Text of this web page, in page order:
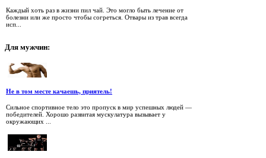
Каждый хоть раз в жизни пил чай. Это могло быть лечение от
болезни или же просто чтобы согреться. Отвары из трав всегда
исп...
Для мужчин:
Не в том месте качаешь, приятель!
Сильное спортивное тело это пропуск в мир успешных людей —
победителей. Хорошо развитая мускулатура вызывает у
окружающих ...